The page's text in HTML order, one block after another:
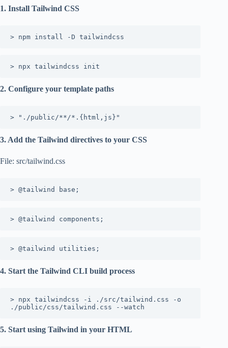
1. Install Tailwind CSS
> npm install -D tailwindcss
> npx tailwindcss init
2. Configure your template paths
> "./public/**/* .{html,js}"
3. Add the Tailwind directives to your CSS
File: src/tailwind.css
> @tailwind base;
> @tailwind components;
> @tailwind utilities;
4. Start the Tailwind CLI build process
> npx tailwindcss -i ./src/tailwind.css -o
./public/css/tailwind.css --watch
5. Start using Tailwind in your HTML